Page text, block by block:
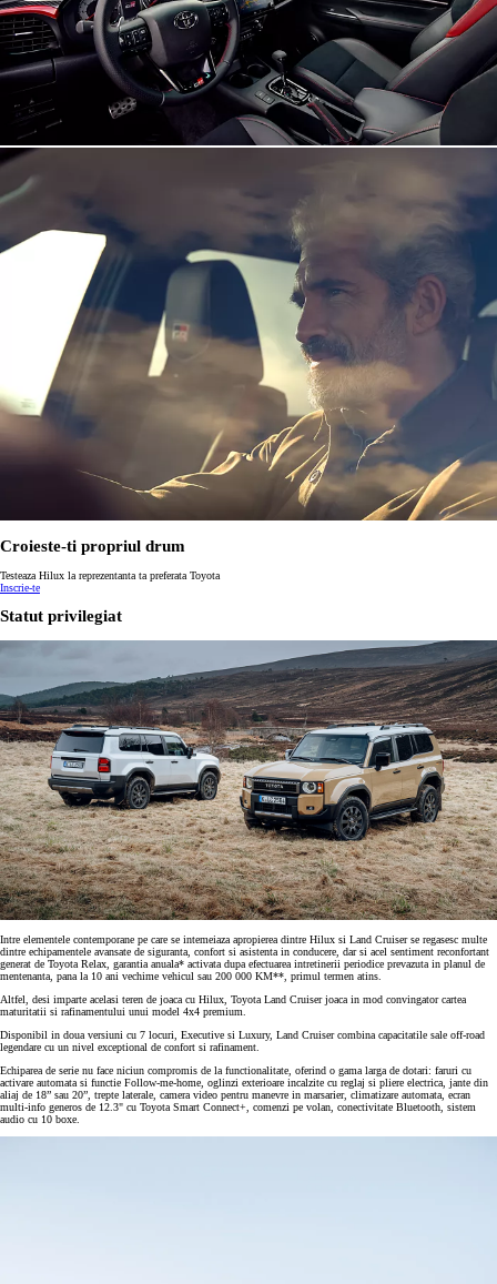
Croieste-ti propriul drum
Testeaza Hilux la reprezentanta ta preferata Toyota
Inscrie-te
Statut privilegiat
Intre elementele contemporane pe care se intemeiaza apropierea dintre Hilux si Land Cruiser se regasesc multe
dintre echipamentele avansate de siguranta, confort si asistenta in conducere, dar si acel sentiment reconfortant
generat de Toyota Relax, garantia anuala* activata dupa efectuarea intretinerii periodice prevazuta in planul de
mentenanta, pana la 10 ani vechime vehicul sau 200 000 KM**, primul termen atins.
Altfel, desi imparte acelasi teren de joaca cu Hilux, Toyota Land Cruiser joaca in mod convingator cartea
maturitatii si rafinamentului unui model 4x4 premium.
Disponibil in doua versiuni cu 7 locuri, Executive si Luxury, Land Cruiser combina capacitatile sale off-road
legendare cu un nivel exceptional de confort si rafinament.
Echiparea de serie nu face niciun compromis de la functionalitate, oferind o gama larga de dotari: faruri cu
activare automata si functie Follow-me-home, oglinzi exterioare incalzite cu reglaj si pliere electrica, jante din
aliaj de 18” sau 20”, trepte laterale, camera video pentru manevre in marsarier, climatizare automata, ecran
multi-info generos de 12.3" cu Toyota Smart Connect+, comenzi pe volan, conectivitate Bluetooth, sistem
audio cu 10 boxe.